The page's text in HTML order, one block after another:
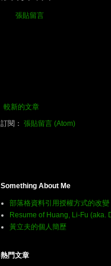
張貼留言
較新的文章
訂閱： 張貼留言 (Atom)
Something About Me
部落格資料引用授權方式的改變
Resume of Huang, Li-Fu (aka.
黃立夫的個人簡歷
熱門文章